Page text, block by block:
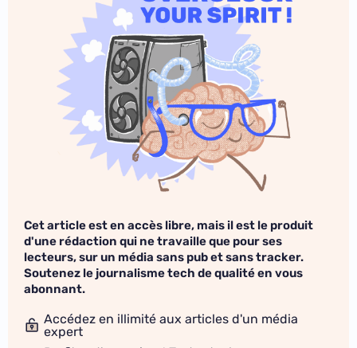
Cet article est en accès libre, mais il est le produit
d'une rédaction qui ne travaille que pour ses
lecteurs, sur un média sans pub et sans tracker.
Soutenez le journalisme tech de qualité en vous
abonnant.
Accédez en illimité aux articles d'un média
expert